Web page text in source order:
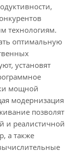
технологиям.
оптимальную
установят
мощной
модернизация
позволят
и реалистичной
а также